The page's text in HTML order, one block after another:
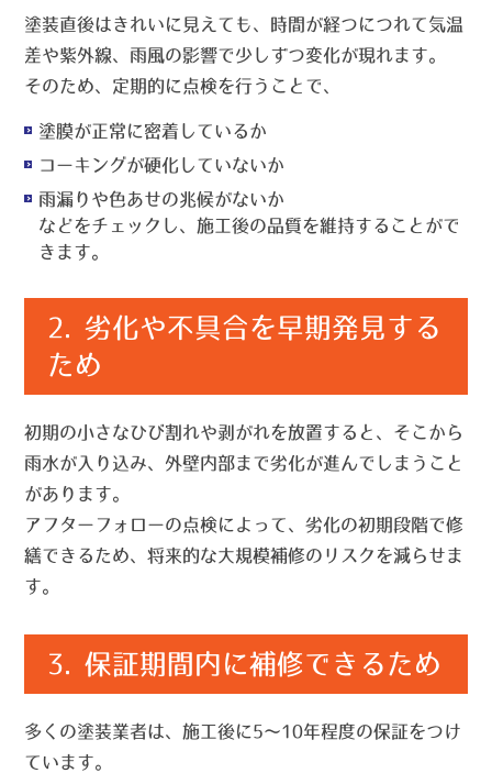
塗装直後はきれいに見えても、時間が経つにつれて気温
差や紫外線、雨風の影響で少しずつ変化が現れます。
そのため、定期的に点検を行うことで、
塗膜が正常に密着しているか
コーキングが硬化していないか
雨漏りや色あせの兆候がないか
などをチェックし、施工後の品質を維持する ことがで
きます。
2. 劣化や不具合を早期発見する
ため
初期の小さなひび割れや剥がれを放置すると、そこから
雨水が入り込み、外壁内部まで劣化が進んでしまうこと
があります。
アフターフォローの点検によって、劣化の初期段階で修
繕できる ため、将来的な大規模補修のリスクを減らせま
す。
3. 保証期間内に補修できるため
多くの塗装業者は、施工後に5〜10年程度の保証をつけ
ています。